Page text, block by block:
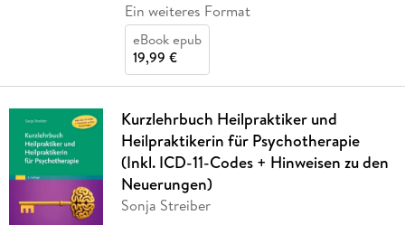
Ein weiteres Format
eBook epub
19,99 €
Kurzlehrbuch Heilpraktiker und
Heilpraktikerin für Psychotherapie
(Inkl. ICD-11-Codes + Hinweisen zu den
Neuerungen)
Sonja Streiber